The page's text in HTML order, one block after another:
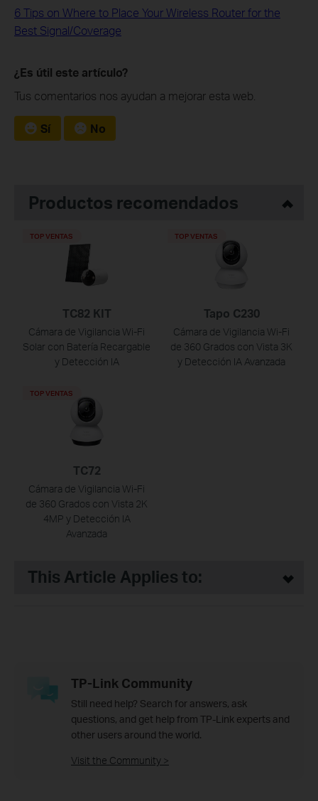
6 Tips on Where to Place Your Wireless Router for the
Best Signal/Coverage
¿Es útil este artículo?
Tus comentarios nos ayudan a mejorar esta web.
Sí No
Productos recomendados
TC82 KIT
Cámara de Vigilancia Wi-Fi
Solar con Batería Recargable
y Detección IA
TOP VENTAS
Tapo C230
Cámara de Vigilancia Wi-Fi
de 360 Grados con Vista 3K
y Detección IA Avanzada
TOP VENTAS
TC72
Cámara de Vigilancia Wi-Fi
de 360 Grados con Vista 2K
4MP y Detección IA
Avanzada
TOP VENTAS
This Article Applies to:
TP-Link Community
Still need help? Search for answers, ask
questions, and get help from TP-Link experts and
other users around the world.
Visit the Community >